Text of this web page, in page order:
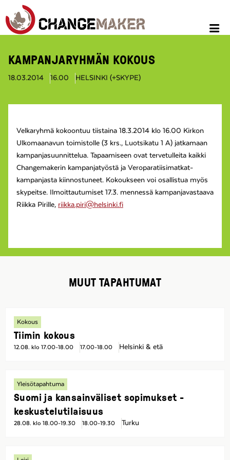
KAMPANJARYHMÄN KOKOUS
18.03.2014 16.00 HELSINKI (+SKYPE)
Velkaryhmä kokoontuu tiistaina 18.3.2014 klo 16.00 Kirkon
Ulkomaanavun toimistolle (3 krs., Luotsikatu 1 A) jatkamaan
kampanjasuunnittelua. Tapaamiseen ovat tervetulleita kaikki
Changemakerin kampanjatyöstä ja Veroparatiisimatkat-
kampanjasta kiinnostuneet. Kokoukseen voi osallistua myös
skypeitse. Ilmoittautumiset 17.3. mennessä kampanjavastaava
Riikka Pirille, riikka.piri@helsinki.fi
MUUT TAPAHTUMAT
Kokous
Tiimin kokous
12.08. klo 17.00-18.00 17.00-18.00 Helsinki & etä
Yleisötapahtuma
Suomi ja kansainväliset sopimukset -
keskustelutilaisuus
28.08. klo 18.00-19.30 18.00-19.30 Turku